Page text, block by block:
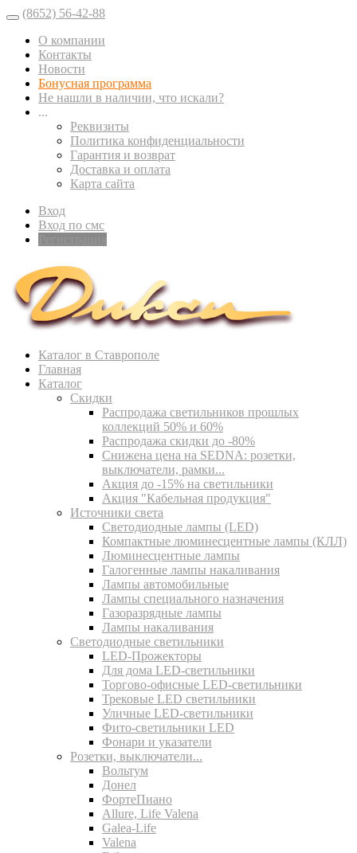
(8652) 56-42-88
О компании
Контакты
Новости
Бонусная программа
Не нашли в наличии, что искали?
...
Реквизиты
Политика конфиденциальности
Гарантия и возврат
Доставка и оплата
Карта сайта
Вход
Вход по смс
Каталог в Ставрополе
Главная
Каталог
Скидки
Распродажа светильников прошлых
коллекций 50% и 60%
Распродажа скидки до -80%
Cнижена цена на SEDNA: розетки,
выключатели, рамки...
Акция до -15% на светильники
Акция "Кабельная продукция"
Источники света
Светодиодные лампы (LED)
Компактные люминесцентные лампы (КЛЛ)
Люминесцентные лампы
Галогенные лампы накаливания
Лампы автомобильные
Лампы специального назначения
Газоразрядные лампы
Лампы накаливания
Светодиодные светильники
LED-Прожекторы
Для дома LED-светильники
Торгово-офисные LED-светильники
Трековые LED светильники
Уличные LED-светильники
Фито-светильники LED
Фонари и указатели
Розетки, выключатели...
Вольтум
Донел
ФортеПиано
Allure, Life Valena
Galea-Life
Valena